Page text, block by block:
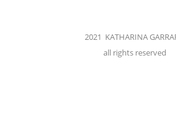
2021 KATHARINA
all rights reserved